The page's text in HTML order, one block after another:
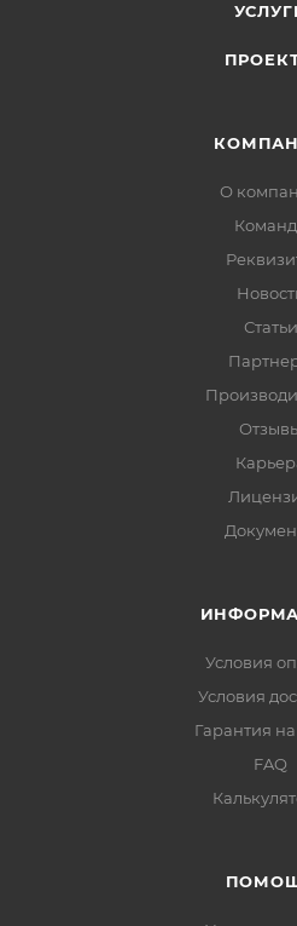
О
Статьи
Условия
Условия
Гарантия
FAQ